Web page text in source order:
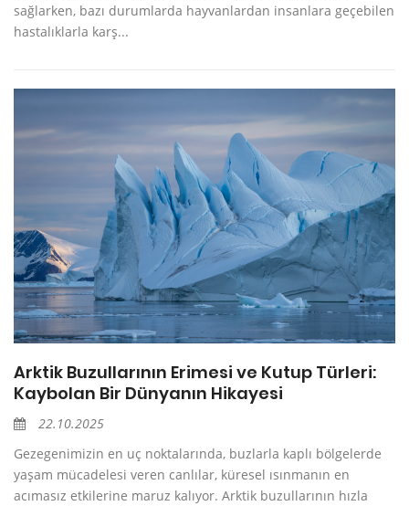
sağlarken, bazı durumlarda hayvanlardan insanlara geçebilen
hastalıklarla karş...
Arktik Buzullarının Erimesi ve Kutup Türleri:
Kaybolan Bir Dünyanın Hikayesi
22.10.2025
Gezegenimizin en uç noktalarında, buzlarla kaplı bölgelerde
yaşam mücadelesi veren canlılar, küresel ısınmanın en
acımasız etkilerine maruz kalıyor. Arktik buzullarının hızla